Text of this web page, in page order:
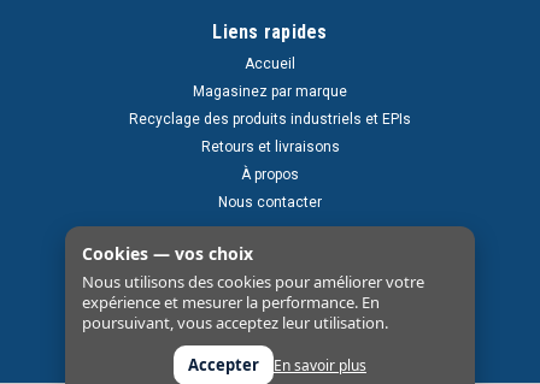
Liens rapides
Accueil
Magasinez par marque
Recyclage des produits industriels et EPIs
Retours et livraisons
À propos
Nous contacter
Cookies — vos choix
Nous utilisons des cookies pour améliorer votre
expérience et mesurer la performance. En
poursuivant, vous acceptez leur utilisation.
Accepter
En savoir plus